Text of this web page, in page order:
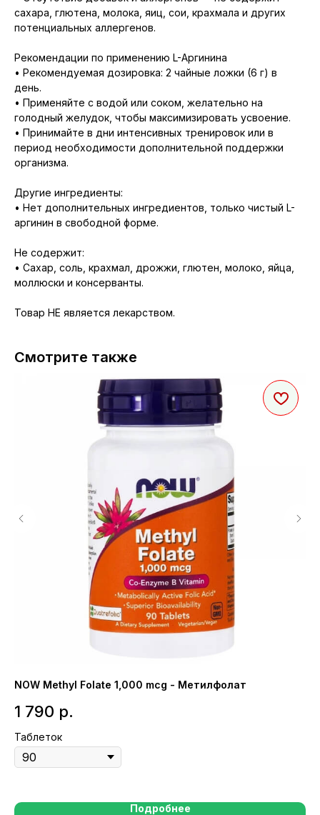
сахара, глютена, молока, яиц, сои, крахмала и других
потенциальных аллергенов.
Рекомендации по применению L-Аргинина
• Рекомендуемая дозировка: 2 чайные ложки (6 г) в
день.
• Применяйте с водой или соком, желательно на
голодный желудок, чтобы максимизировать усвоение.
• Принимайте в дни интенсивных тренировок или в
период необходимости дополнительной поддержки
организма.
Другие ингредиенты:
• Нет дополнительных ингредиентов, только чистый L-
аргинин в свободной форме.
Не содержит:
• Сахар, соль, крахмал, дрожжи, глютен, молоко, яйца,
моллюски и консерванты.
Товар НЕ является лекарством.
Смотрите также
NOW Methyl Folate 1,000 mcg - Метилфолат
1 790 р.
Таблеток
Подробнее